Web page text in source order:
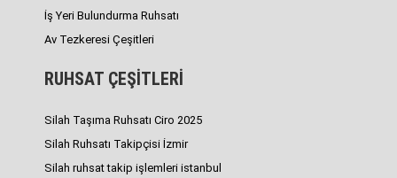
İş Yeri Bulundurma Ruhsatı
Av Tezkeresi Çeşitleri
RUHSAT ÇEŞİTLERİ
Silah Taşıma Ruhsatı Ciro 2025
Silah Ruhsatı Takipçisi İzmir
Silah ruhsat takip işlemleri istanbul